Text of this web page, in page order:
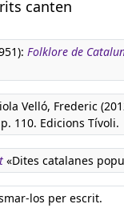
vuelan y lo escrito
canten
Folklore de
Velló, Frederic
110. Edicions Tívoli.
«Dites catalanes
los per escrit.